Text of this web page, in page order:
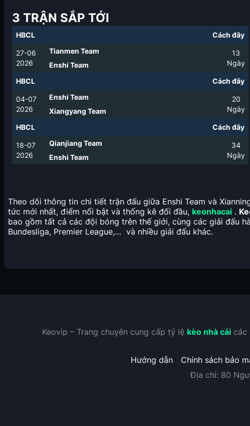
3 TRẬN SẮP TỚI
HBCL Cách đây
27-06
2026
Tianmen Team
Enshi Team
13
Ngày
HBCL Cách đây
04-07
2026
Enshi Team
Xiangyang Team
20
Ngày
HBCL Cách đây
18-07
2026
Qianjiang Team
Enshi Team
34
Ngày
Theo dõi thông tin chi tiết trận đấu giữa Enshi Team và
tức mới nhất, điểm nổi bật và thống kê đối đầu, keonhacai .
bao gồm tất cả các đội bóng trên thế giới, cùng các giải đấu
Bundesliga, Premier League,… và nhiều giải đấu khác.
Keovip – Trang chuyên cung cấp tỷ lệ kèo nhà cái các
Hướng dẫn Chính sách bảo
Địa chỉ: 80